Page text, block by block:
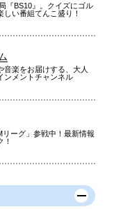
『BS10』。クイズにゴル
しい番組てんこ盛り！
音楽をお届けする、大人
ンメントチャンネル
リーグ」参戦中！最新情報